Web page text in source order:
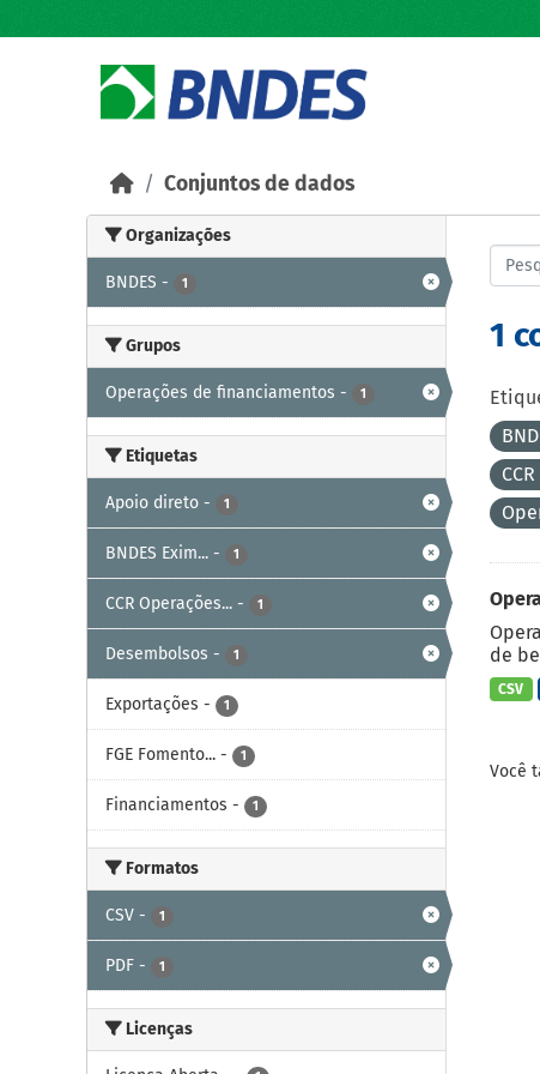
Conjuntos de dados
Organizações
BNDES - 1
Grupos
Operações de financiamentos - 1
Etiquetas
Apoio direto - 1
BNDES Exim... - 1
CCR Operações... - 1
Desembolsos - 1
Exportações - 1
FGE Fomento... - 1
Financiamentos - 1
Formatos
CSV - 1
PDF - 1
Licenças
1
de
CSV
Você